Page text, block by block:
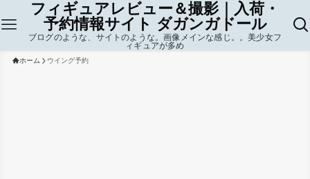
フィギュアレビュー＆撮影｜入荷・
予約情報サイト ダガンガドール
ブログのような、サイトのような。画像メインな感じ。。美少女フ
ィギュアが多め
ホーム ウイング予約